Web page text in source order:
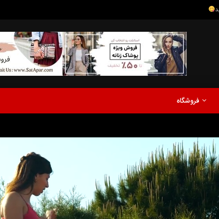
مشاهده بعدا
فروشگاه
مدلینگ
دیوید تیلور